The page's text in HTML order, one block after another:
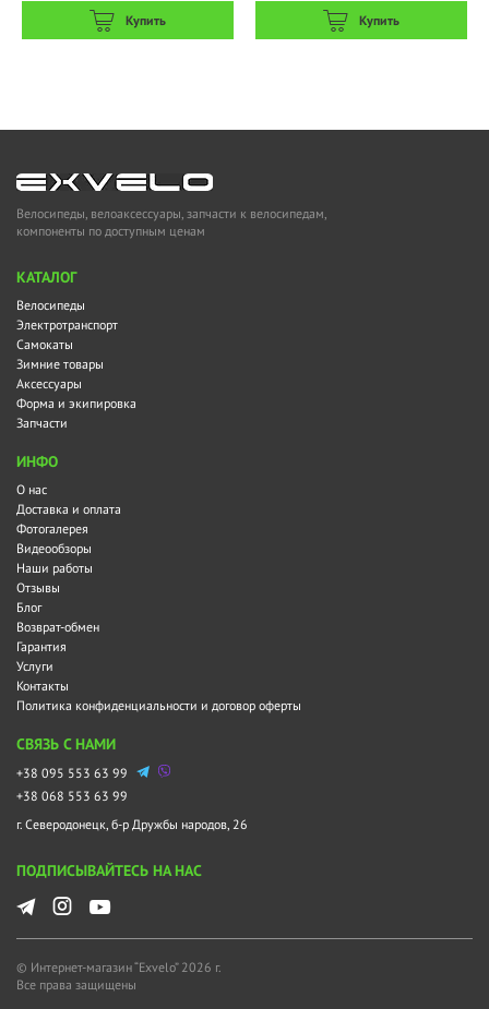
Купить Купить
Велосипеды, велоаксессуары, запчасти к велосипедам,
компоненты по доступным ценам
KАТАЛОГ
Велосипеды
Электротранспорт
Самокаты
Зимние товары
Аксессуары
Форма и экипировка
Запчасти
ИНФО
О нас
Доставка и оплата
Фотогалерея
Видеообзоры
Наши работы
Отзывы
Блог
Возврат-обмен
Гарантия
Услуги
Контакты
Политика конфиденциальности и договор оферты
СВЯЗЬ С НАМИ
+38 095 553 63 99
+38 068 553 63 99
г. Северодонецк, б-р Дружбы народов, 26
ПОДПИСЫВАЙТЕСЬ НА НАС
© Интернет-магазин “Exvelo” 2026 г.
Все права защищены